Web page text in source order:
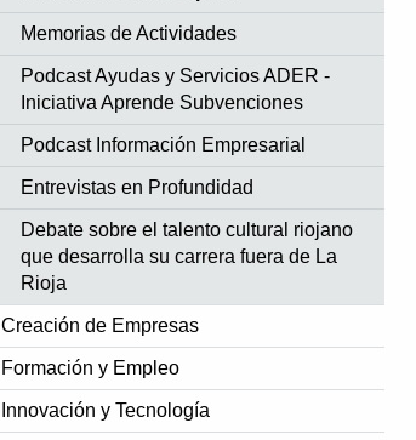
Memorias de Actividades
Podcast Ayudas y Servicios ADER -
Iniciativa Aprende Subvenciones
Podcast Información Empresarial
Entrevistas en Profundidad
Debate sobre el talento cultural riojano
que desarrolla su carrera fuera de La
Rioja
Creación de Empresas
Formación y Empleo
Innovación y Tecnología